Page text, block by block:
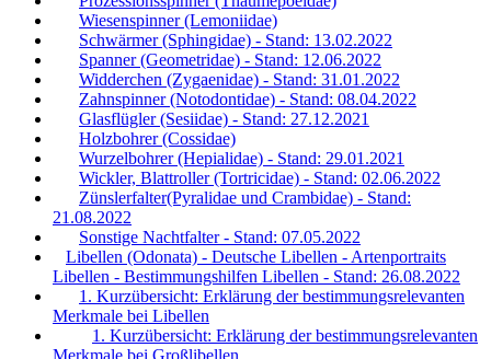
Wiesenspinner (Lemoniidae)
Schwärmer (Sphingidae) - Stand: 13.02.2022
Spanner (Geometridae) - Stand: 12.06.2022
Widderchen (Zygaenidae) - Stand: 31.01.2022
Zahnspinner (Notodontidae) - Stand: 08.04.2022
Glasflügler (Sesiidae) - Stand: 27.12.2021
Holzbohrer (Cossidae)
Wurzelbohrer (Hepialidae) - Stand: 29.01.2021
Wickler, Blattroller (Tortricidae) - Stand: 02.06.2022
Zünslerfalter(Pyralidae und Crambidae) - Stand:
21.08.2022
Sonstige Nachtfalter - Stand: 07.05.2022
Libellen (Odonata) - Deutsche Libellen - Artenportraits
Libellen - Bestimmungshilfen Libellen - Stand: 26.08.2022
1. Kurzübersicht: Erklärung der bestimmungsrelevanten
Merkmale bei Libellen
1. Kurzübersicht: Erklärung der bestimmungsrelevanten
Merkmale bei Großlibellen